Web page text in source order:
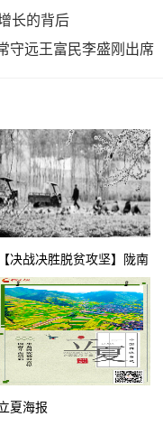
长的背后
守远王富民李盛刚出席
【决战决胜脱贫攻坚】陇南
宕昌县发展蔬菜产业 拓宽
群众增收致富门路
夏海报